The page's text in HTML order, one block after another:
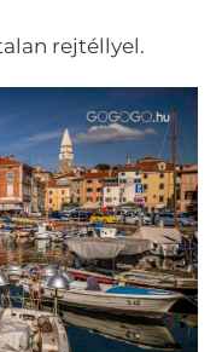
rejtéllyel.